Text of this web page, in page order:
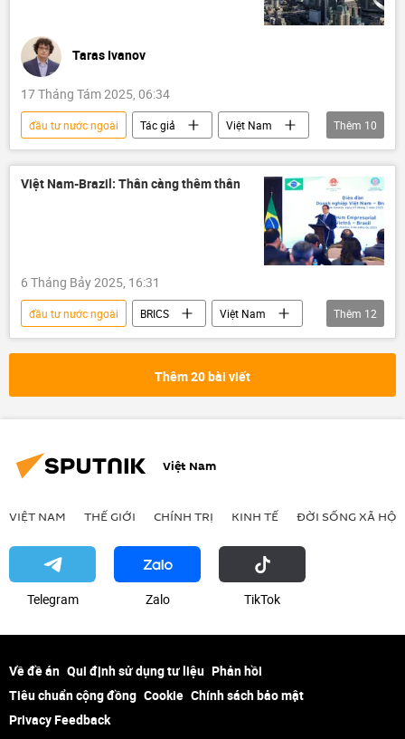
Taras Ivanov
17 Tháng Tám 2025, 06:34
đầu tư nước ngoài Tác giả
Việt Nam
Quan điểm-Ý kiến
Thái Lan
Campuchia
Kinh tế
thương mại
Thêm 10
Việt Nam-Brazil: Thân càng thêm thân
6 Tháng Bảy 2025, 16:31
đầu tư nước ngoài BRICS
Việt Nam
Brazil
Chính trị
Thế giới
ngoại giao
Mỹ Latinh
xuất khẩu
nhập khẩu
xuất nhập khẩu
thương mại
đầu tư
Thêm 12
Thêm 20 bài viết
Việt Nam
VIỆT NAM THẾ GIỚI CHÍNH TRỊ KINH TẾ ĐỜI SỐNG XÃ HỘI
Telegram Zalo ТikТоk
Về đề án Qui định sử dụng tư liệu Phản hồi
Tiêu chuẩn cộng đồng Cookie Chính sách bảo mật
Privacy Feedback